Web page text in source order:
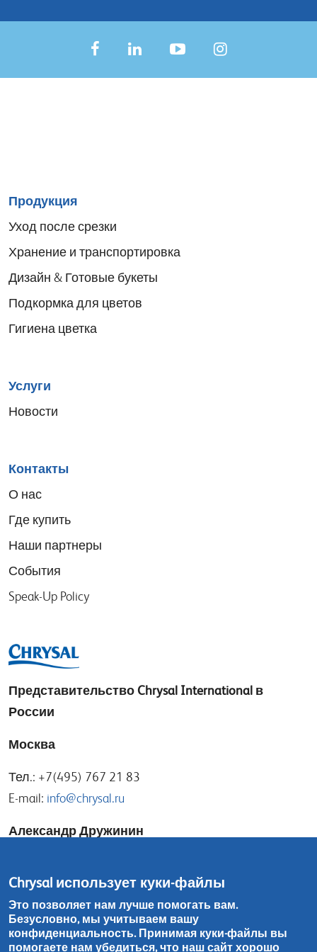
Sitemap
menu
Продукция
Уход после срезки
Хранение и транспортировка
Дизайн & Готовые букеты
Подкормка для цветов
Гигиена цветка
Услуги
Новости
Контакты
О нас
Где купить
Наши партнеры
События
Speak-Up Policy
Представительство Chrysal International в
России
Москва
Тел.: +7(495) 767 21 83
E-mail: info@chrysal.ru
Александр Дружинин
Игорь Носов
E-mail:igor@chrysal.ru
Chrysal использует куки-файлы
Это позволяет нам лучше помогать вам.
Безусловно, мы учитываем вашу
конфиденциальность. Принимая куки-файлы вы
помогаете нам убедиться, что наш сайт хорошо